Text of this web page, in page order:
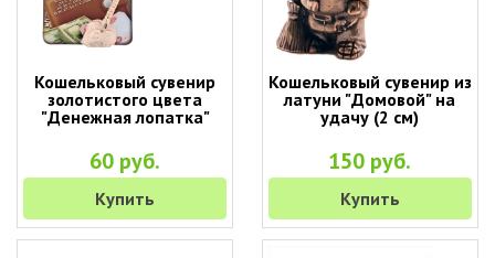
Кошельковый сувенир
золотистого цвета
"Денежная лопатка"
60 руб.
Купить
Кошельковый сувенир из
латуни "Домовой" на
удачу (2 см)
150 руб.
Купить